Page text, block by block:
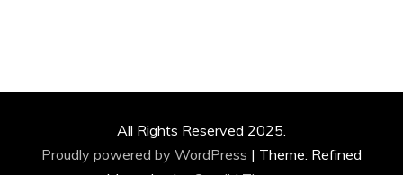
All Rights Reserved 2025.
Proudly powered by WordPress | Theme: Refined